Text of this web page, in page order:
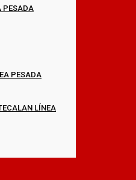
PESADA
PESADA
LÍNEA